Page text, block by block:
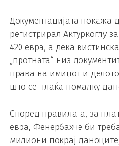
Документацијата покажа
регистрирал Актуркоглу
420 евра, а дека
„протната“ низ
права на имиџот и
што се плаќа помалку
Според правилата, за
евра, Фенербахче би
милиони покрај